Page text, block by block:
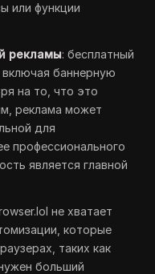
или функции
рекламы: бесплатный
баннерную
на то, что это
реклама может
для
профессионального
является главной
не хватает
которые
таких как
больший